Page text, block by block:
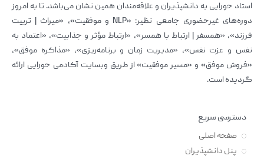
استاد حورایی به دانشپذیران و علاقه‌مندان همین نشان می‌باشد. تا به امروز
دوره‌های غیرحضوری جامعی نظیر: «NLP و موفقیت»، «میراث | تربیت
فرزند»، «همسفر | ارتباط با همسر»، «ارتباط مؤثر و جذابیت»، «اعتماد به
نفس و عزت نفس»، «مدیریت زمان و برنامه‌ریزی»، «مذاکره موفق»،
«فروش موفق» و «مسیر موفقیت» از طریق وبسایت آکادمی حورایی ارائه
گردیده است.
دسترسی سریع
صفحه اصلی
پنل دانشپذیران